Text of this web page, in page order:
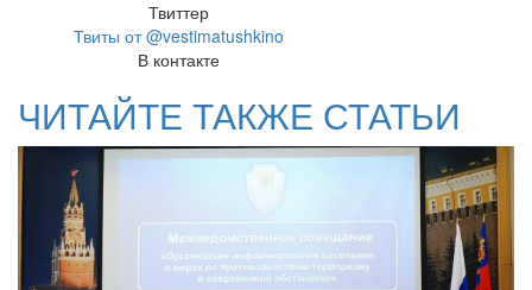
Твиттер
Твиты от @vestimatushkino
В контакте
ЧИТАЙТЕ ТАКЖЕ СТАТЬИ